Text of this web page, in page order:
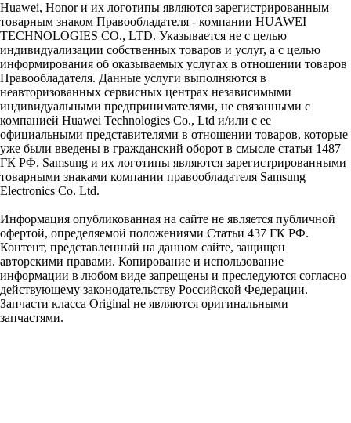
Huawei, Honor и их логотипы являются зарегистрированным
товарным знаком Правообладателя - компании HUAWEI
TECHNOLOGIES CO., LTD. Указывается не с целью
индивидуализации собственных товаров и услуг, а с целью
информирования об оказываемых услугах в отношении товаров
Правообладателя. Данные услуги выполняются в
неавторизованных сервисных центрах независимыми
индивидуальными предпринимателями, не связанными с
компанией Huawei Technologies Co., Ltd и/или с ее
официальными представителями в отношении товаров, которые
уже были введены в гражданский оборот в смысле статьи 1487
ГК РФ. Samsung и их логотипы являются зарегистрированными
товарными знаками компании правообладателя Samsung
Electronics Co. Ltd.
Информация опубликованная на сайте не является публичной
офертой, определяемой положениями Статьи 437 ГК РФ.
Контент, представленный на данном сайте, защищен
авторскими правами. Копирование и использование
информации в любом виде запрещены и преследуются согласно
действующему законодательству Российской Федерации.
Запчасти класса Original не являются оригинальными
запчастями.